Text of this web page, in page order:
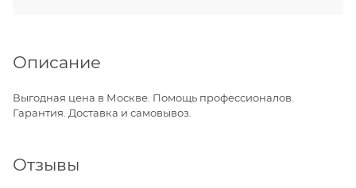
Описание
Выгодная цена в Москве. Помощь профессионалов.
Гарантия. Доставка и самовывоз.
Отзывы